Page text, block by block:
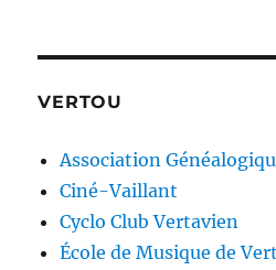
VERTOU
Association
Ciné-Vaillant
Cyclo Club Vertavien
École de Musique de